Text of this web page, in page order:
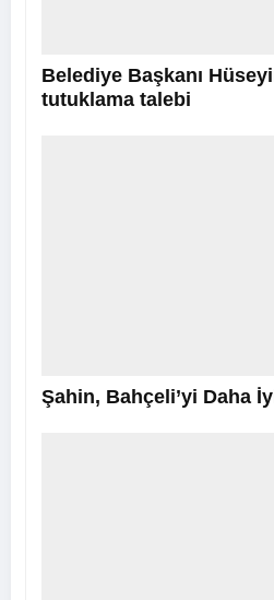
Belediye Başkanı
tutuklama talebi
Şahin, Bahçeli’yi Daha